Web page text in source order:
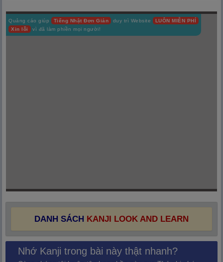
Quảng cáo giúp Tiếng Nhật Đơn Giản duy trì Website
LUÔN MIỄN PHÍ
Xin lỗi
vì đã làm phiền mọi người!
DANH SÁCH KANJI LOOK AND LEARN
Nhớ Kanji trong bài này thật nhanh?